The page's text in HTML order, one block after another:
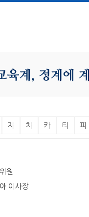
자 차 카 타 파
원
이사장